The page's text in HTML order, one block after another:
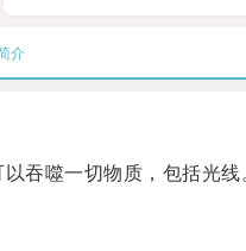
介
噬一切物质，包括光线